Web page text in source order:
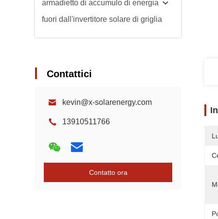
armadietto di accumulo di energia
fuori dall'invertitore solare di griglia
Contattici
kevin@x-solarenergy.com
13910511766
Contatto ora